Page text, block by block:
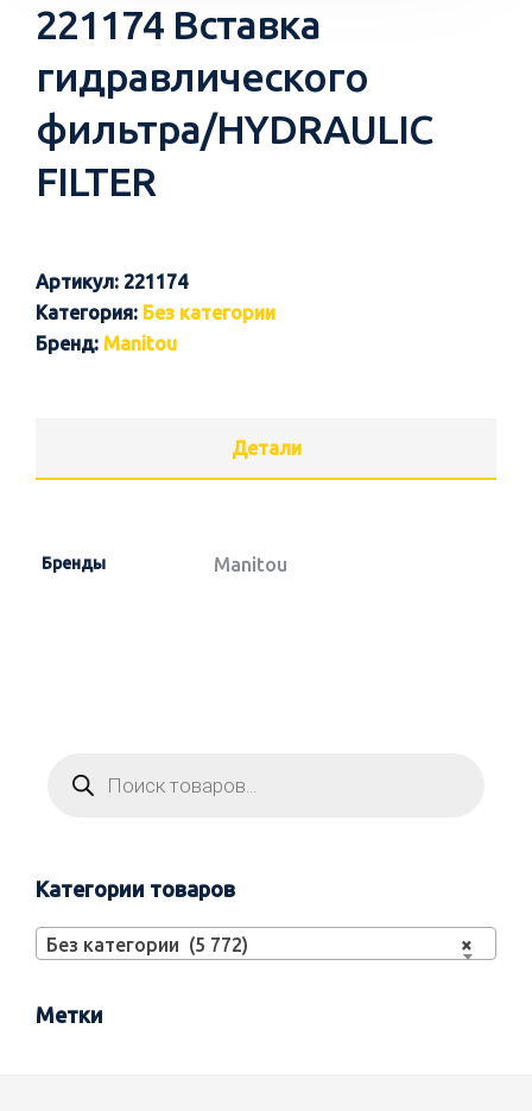
221174 Вставка
гидравлического
фильтра/HYDRAULIC
FILTER
Артикул: 221174
Категория: Без категории
Бренд: Manitou
Детали
Бренды Manitou
Категории товаров
×
Без категории (5 772)
Метки